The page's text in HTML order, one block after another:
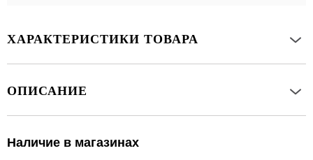
ХАРАКТЕРИСТИКИ ТОВАРА
ОПИСАНИЕ
Наличие в магазинах